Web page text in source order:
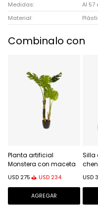
Medidas
Al 57
Material
Combinalo con
Planta artificial
Monstera con maceta
de cemento negro 130
cm
USD 275 USD 234
Silla
de
USD